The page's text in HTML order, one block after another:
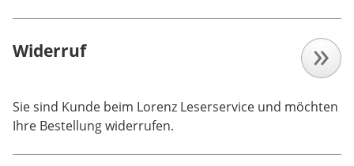
Widerruf
Sie sind Kunde beim Lorenz Leserservice und möchten
Ihre Bestellung widerrufen.